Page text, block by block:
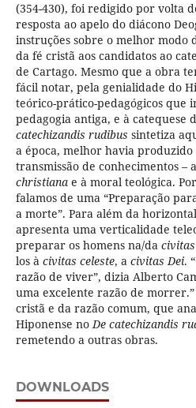
(354-430), foi redigido por volta
resposta ao apelo do diácono
instruções sobre o melhor modo
da fé cristã aos candidatos ao
de Cartago. Mesmo que a obra
fácil notar, pela genialidade do
teórico-prático-pedagógicos que
pedagogia antiga, e à catequese
catechizandis rudibus sintetiza
a época, melhor havia
transmissão de conhecimentos –
christianae à moral teológica.
falamos de uma “Preparação
a morte”. Para além da
apresenta uma verticalidade
preparar os homens na/da
los à civitas celeste, acivitas Dei.
razão de viver”, dizia Alberto
uma excelente razão de
cristã e da razão comum, que
Hiponense noDe catechizandis
remetendo a outras obras.
DOWNLOADS